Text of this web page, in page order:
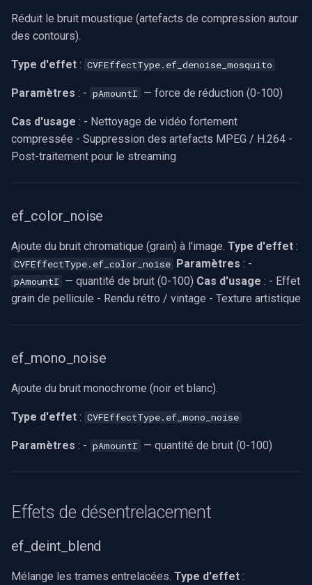
Réduit le bruit moustique (artefacts de compression autour
des contours).
Type d'effet : CVFEffectType.ef_denoise_mosquito
Paramètres : - pAmountI — force de réduction (0-100)
Cas d'usage : - Nettoyage de vidéo fortement
compressée - Suppression des artefacts MPEG / H.264 -
Post-traitement pour le streaming
ef_color_noise
Ajoute du bruit chromatique (grain) à l'image. Type d'effet :
CVFEffectType.ef_color_noise Paramètres : -
pAmountI — quantité de bruit (0-100) Cas d'usage : - Effet
grain de pellicule - Rendu rétro / vintage - Texture artistique
ef_mono_noise
Ajoute du bruit monochrome (noir et blanc).
Type d'effet : CVFEffectType.ef_mono_noise
Paramètres : - pAmountI — quantité de bruit (0-100)
Effets de désentrelacement
ef_deint_blend
Mélange les trames entrelacées. Type d'effet :